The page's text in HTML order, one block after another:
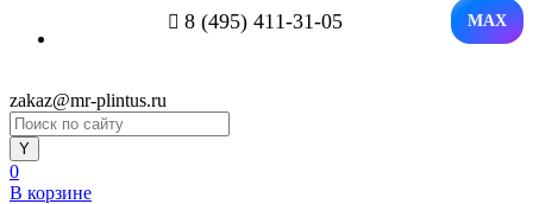
8 (495) 411-31-05 MAX
zakaz@mr-plintus.ru
0
В корзине